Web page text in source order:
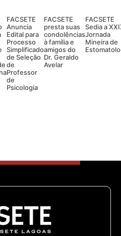
FACSETE
Anuncia
Edital para
Processo
Simplificado
de Seleção
de
Professor
de
Psicologia
FACSETE
presta suas
condolências
à família e
amigos do
Dr. Geraldo
Avelar
FACSETE
Sedia a
Jornada
Mineira de